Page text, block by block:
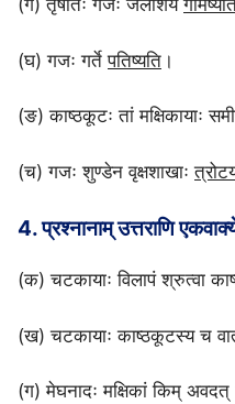
(ग) तृषार्तः गजः जलाशयं
(घ) गजः गर्तेपतिष्यति ।
(ङ) काष्ठकूटः तां मक्षिकायाः
(च) गजः शुण्डेन वृक्षशाखाः
4. प्रश्नानाम् उत्तराणि
(क) चटकायाः विलापं श्रुत्वा
(ख) चटकायाः काष्ठकूटस्य च
(ग) मेघनादः मक्षिकां किम् अवदत्